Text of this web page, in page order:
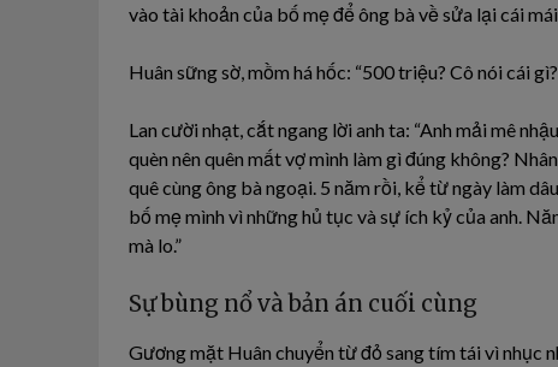
vào tài khoản của bố mẹ để ông bà về sửa lại cái
Huân sững sờ, mồm há hốc: “500 triệu? Cô nói cái
Lan cười nhạt, cắt ngang lời anh ta: “Anh mải mê
quèn nên quên mất vợ mình làm gì đúng không?
quê cùng ông bà ngoại. 5 năm rồi, kể từ ngày làm
bố mẹ mình vì những hủ tục và sự ích kỷ của anh.
mà lo.”
Sự bùng nổ và bản án cuối cùng
Gương mặt Huân chuyển từ đỏ sang tím tái vì nhục